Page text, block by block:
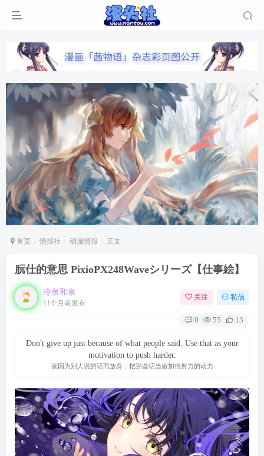
首页 情报社 动漫情报 正文
朊仕的意思 PixioPX248Waveシリーズ【仕事絵】
冷泉和泉
11个月前发布
关注 私信
0 55 13
Don't give up just because of what people said. Use that as your
motivation to push harder.
别因为别人说的话而放弃，把那些话当做加倍努力的动力